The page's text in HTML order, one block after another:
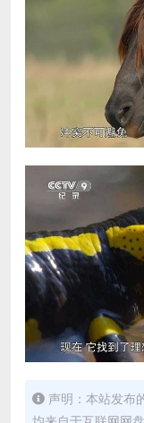
声明：本站发布